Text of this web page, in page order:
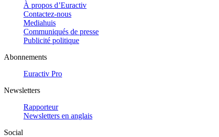
À propos d’Euractiv
Contactez-nous
Mediahuis
Communiqués de presse
Publicité politique
Abonnements
Euractiv Pro
Newsletters
Rapporteur
Newsletters en anglais
Social